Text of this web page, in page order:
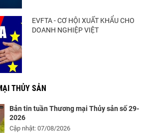
EVFTA - CƠ HỘI XUẤT KHẨU CHO
DOANH NGHIỆP VIỆT
THỦY SẢN
Bản tin tuần Thương mại Thủy sản số 29-
2026
Cập nhật: 07/08/2026